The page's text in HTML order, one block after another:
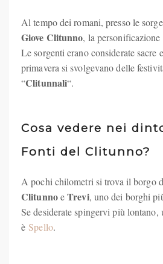
Al tempo dei romani, presso le
Giove Clitunno, la
Le sorgenti erano considerate sacre
primavera si svolgevano delle
“Clitunnali“.
Cosa vedere nei
Fonti del Clitunno?
A pochi chilometri si trova il borgo
ClitunnoeTrevi, uno dei borghi
Se desiderate spingervi più
è Spello.